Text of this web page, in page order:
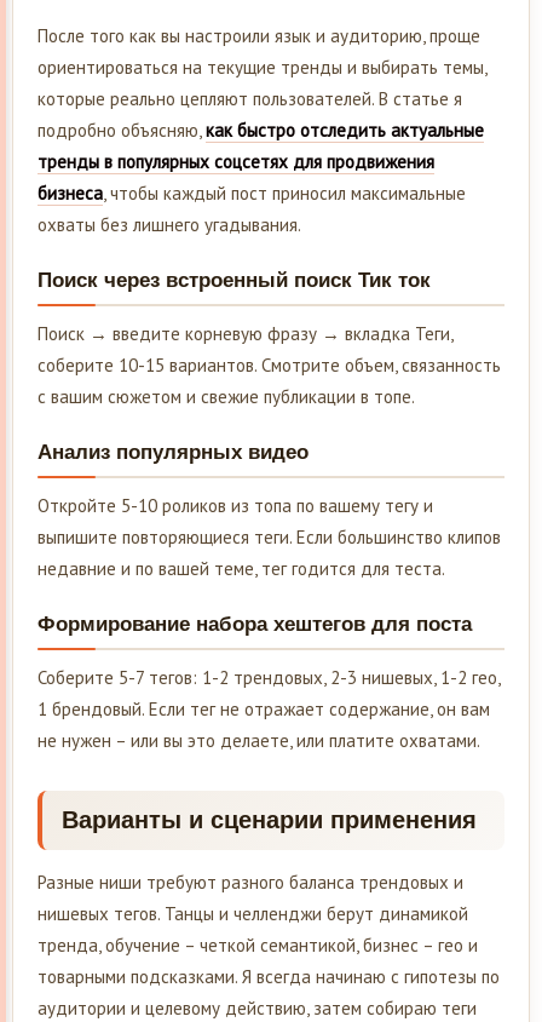
После того как вы настроили язык и аудиторию, проще
ориентироваться на текущие тренды и выбирать темы,
которые реально цепляют пользователей. В статье я
подробно объясняю,как быстро отследить актуальные
тренды в популярных соцсетях для продвижения
бизнеса, чтобы каждый пост приносил максимальные
охваты без лишнего угадывания.
Поиск через встроенный поиск Тик ток
Поиск → введите корневую фразу → вкладка Теги,
соберите 10-15 вариантов. Смотрите объем, связанность
с вашим сюжетом и свежие публикации в топе.
Анализ популярных видео
Откройте 5-10 роликов из топа по вашему тегу и
выпишите повторяющиеся теги. Если большинство клипов
недавние и по вашей теме, тег годится для теста.
Формирование набора хештегов для поста
Соберите 5-7 тегов: 1-2 трендовых, 2-3 нишевых, 1-2 гео,
1 брендовый. Если тег не отражает содержание, он вам
не нужен – или вы это делаете, или платите охватами.
Варианты и сценарии применения
Разные ниши требуют разного баланса трендовых и
нишевых тегов. Танцы и челленджи берут динамикой
тренда, обучение – четкой семантикой, бизнес – гео и
товарными подсказками. Я всегда начинаю с гипотезы по
аудитории и целевому действию, затем собираю теги